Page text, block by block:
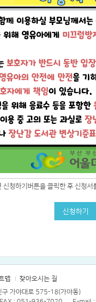
청하기버튼을 클릭한 후 신청서
신청하기
맵
찾아오시는 길
가야대로 575-18(가야동)